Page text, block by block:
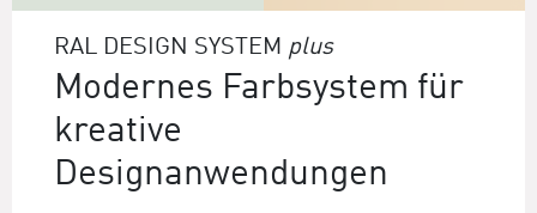
RAL DESIGN SYSTEM plus
Modernes Farbsystem für
kreative
Designanwendungen